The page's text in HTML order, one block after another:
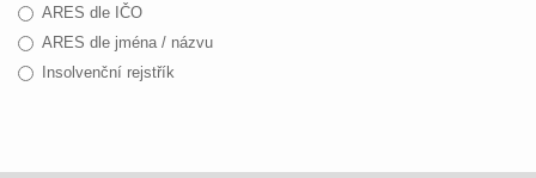
ARES dle IČO
ARES dle jména / názvu
Insolvenční rejstřík